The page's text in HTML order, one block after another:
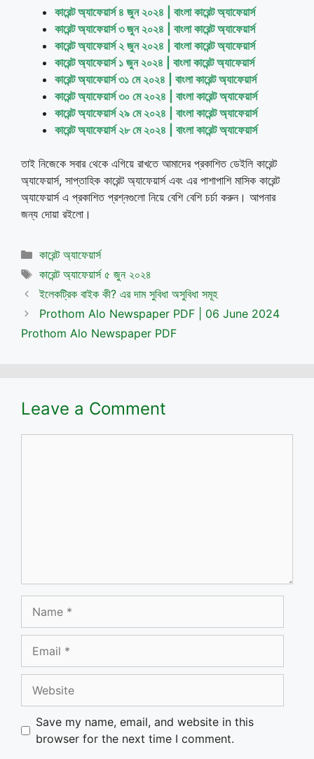
কারেন্ট অ্যাফেয়ার্স ৪ জুন ২০২৪ | বাংলা কারেন্ট অ্যাফেয়ার্স
কারেন্ট অ্যাফেয়ার্স ৩ জুন ২০২৪ | বাংলা কারেন্ট অ্যাফেয়ার্স
কারেন্ট অ্যাফেয়ার্স ২ জুন ২০২৪ | বাংলা কারেন্ট অ্যাফেয়ার্স
কারেন্ট অ্যাফেয়ার্স ১ জুন ২০২৪ | বাংলা কারেন্ট অ্যাফেয়ার্স
কারেন্ট অ্যাফেয়ার্স ৩১ মে ২০২৪ | বাংলা কারেন্ট অ্যাফেয়ার্স
কারেন্ট অ্যাফেয়ার্স ৩০ মে ২০২৪ | বাংলা কারেন্ট অ্যাফেয়ার্স
কারেন্ট অ্যাফেয়ার্স ২৯ মে ২০২৪ | বাংলা কারেন্ট অ্যাফেয়ার্স
কারেন্ট অ্যাফেয়ার্স ২৮ মে ২০২৪ | বাংলা কারেন্ট অ্যাফেয়ার্স
তাই নিজেকে সবার থেকে এগিয়ে রাখতে আমাদের প্রকাশিত ডেইলি কারেন্ট
অ্যাফেয়ার্স, সাপ্তাহিক কারেন্ট অ্যাফেয়ার্স এবং এর পাশাপাশি মাসিক কারেন্ট
অ্যাফেয়ার্স এ প্রকাশিত প্রশ্নগুলো নিয়ে বেশি বেশি চর্চা করুন। আপনার
জন্য দোয়া রইলো।
Categories
কারেন্ট অ্যাফেয়ার্স
Tags
কারেন্ট অ্যাফেয়ার্স ৫ জুন ২০২৪
ইলেকট্রিক বাইক কী? এর দাম সুবিধা অসুবিধা সমূহ
Prothom Alo Newspaper PDF | 06 June 2024
Prothom Alo Newspaper PDF
Leave a Comment
Save my name, email, and website in this
browser for the next time I comment.